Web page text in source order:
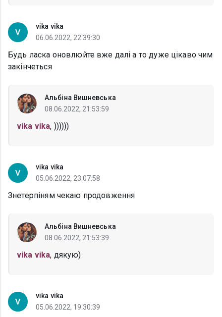
vika vika
06.06.2022, 22:39:30
Будь ласка оновлюйте вже далі а то дуже цікаво чим
закінчеться
Альбіна Вишневська
08.06.2022, 21:53:59
vika vika, ))))))
vika vika
05.06.2022, 23:07:58
Знетерпіням чекаю продовження
Альбіна Вишневська
08.06.2022, 21:53:39
vika vika, дякую)
vika vika
05.06.2022, 19:30:39